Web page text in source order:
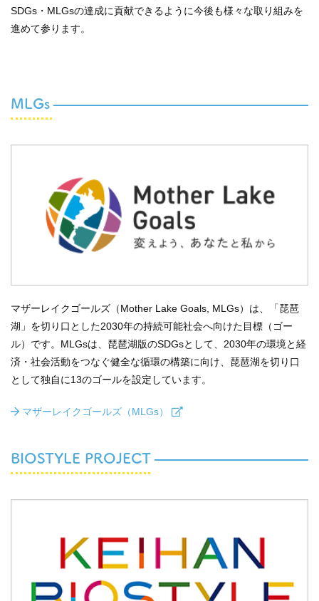
SDGs・MLGsの達成に貢献できるように今後も様々な取り組みを
進めて参ります。
MLGs
マザーレイクゴールズ（Mother Lake Goals, MLGs）は、「琵琶
湖」を切り口とした2030年の持続可能社会へ向けた目標（ゴー
ル）です。MLGsは、琵琶湖版のSDGsとして、2030年の環境と経
済・社会活動をつなぐ健全な循環の構築に向け、琵琶湖を切り口
として独自に13のゴールを設定しています。
マザーレイクゴールズ（MLGs）
BIOSTYLE PROJECT